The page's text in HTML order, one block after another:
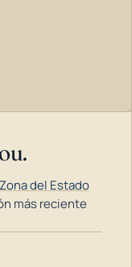
del Estado
más reciente